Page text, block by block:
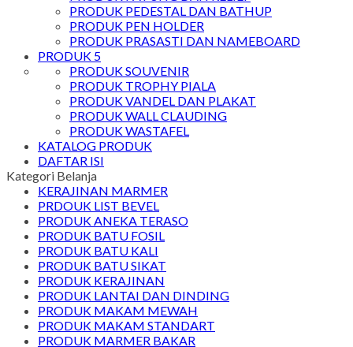
PRODUK PEDESTAL DAN BATHUP
PRODUK PEN HOLDER
PRODUK PRASASTI DAN NAMEBOARD
PRODUK 5
PRODUK SOUVENIR
PRODUK TROPHY PIALA
PRODUK VANDEL DAN PLAKAT
PRODUK WALL CLAUDING
PRODUK WASTAFEL
KATALOG PRODUK
DAFTAR ISI
Kategori Belanja
KERAJINAN MARMER
PRDOUK LIST BEVEL
PRODUK ANEKA TERASO
PRODUK BATU FOSIL
PRODUK BATU KALI
PRODUK BATU SIKAT
PRODUK KERAJINAN
PRODUK LANTAI DAN DINDING
PRODUK MAKAM MEWAH
PRODUK MAKAM STANDART
PRODUK MARMER BAKAR